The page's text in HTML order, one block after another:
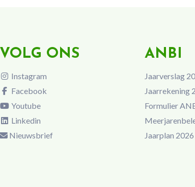
VOLG ONS
Instagram
Facebook
Youtube
Linkedin
Nieuwsbrief
ANBI
Jaarverslag
Jaarrekening
Formulier
Jaarplan 2026